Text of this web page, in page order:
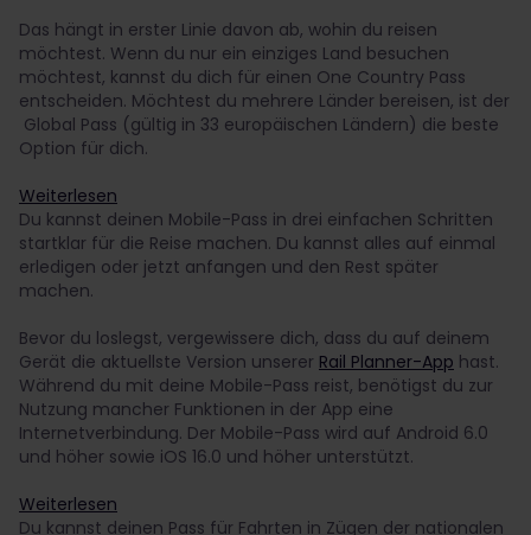
Das hängt in erster Linie davon ab, wohin du reisen
möchtest. Wenn du nur ein einziges Land besuchen
möchtest, kannst du dich für einen One Country Pass
entscheiden. Möchtest du mehrere Länder bereisen, ist der
Global Pass (gültig in 33 europäischen Ländern) die beste
Option für dich.
Weiterlesen
Du kannst deinen Mobile-Pass in drei einfachen Schritten
startklar für die Reise machen. Du kannst alles auf einmal
erledigen oder jetzt anfangen und den Rest später
machen.
Bevor du loslegst, vergewissere dich, dass du auf deinem
Gerät die aktuellste Version unserer Rail Planner-App hast.
Während du mit deine Mobile-Pass reist, benötigst du zur
Nutzung mancher Funktionen in der App eine
Internetverbindung. Der Mobile-Pass wird auf Android 6.0
und höher sowie iOS 16.0 und höher unterstützt.
Weiterlesen
Du kannst deinen Pass für Fahrten in Zügen der nationalen